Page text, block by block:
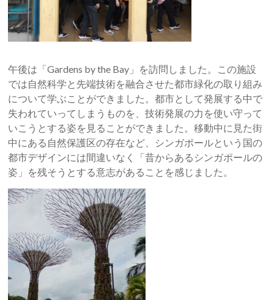
午後は「Gardens by the Bay」を訪問しました。この施設
では自然科学と先端技術を融合させた都市緑化の取り組み
について学ぶことができました。都市として発展する中で
失われていってしまうものを、技術発展の力を使い守って
いこうとする姿を見ることができました。移動中に見た街
中にある自然保護区の存在など、シンガポールという国の
都市デザインには間違いなく「昔からあるシンガポールの
姿」を残そうとする意志があることを感じました。